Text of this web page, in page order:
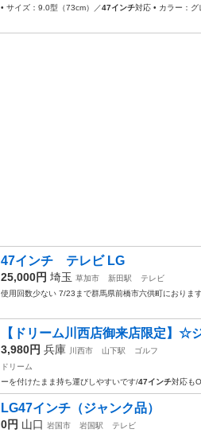
• サイズ：9.0型（73cm）／47インチ対応 • カラー：グ
47インチ テレビ LG
25,000円 埼玉 草加市 新田駅
テレビ
使用回数少ない 7/23まで群馬県前橋市六供町におりま
【ドリーム川西店御来店限定】☆
3,980円 兵庫 川西市 山下駅
ゴルフ
ドリーム
ーを付けたまま持ち運びしやすいです/47インチ対
LG47インチ（ジャンク品）
0円 山口 岩国市 岩国駅
テレビ